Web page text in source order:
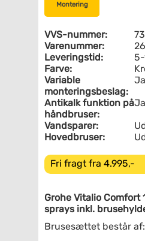
Montering
VVS-nummer:
Varenummer:
Leveringstid:
Farve:
Variable
monteringsbeslag:
Ja
Antikalk funktion på
håndbruser:
Ja
Vandsparer:
Hovedbruser:
Fri fragt fra 4.995,-
Grohe Vitalio Comfort
sprays inkl.
Brusesættet består af: